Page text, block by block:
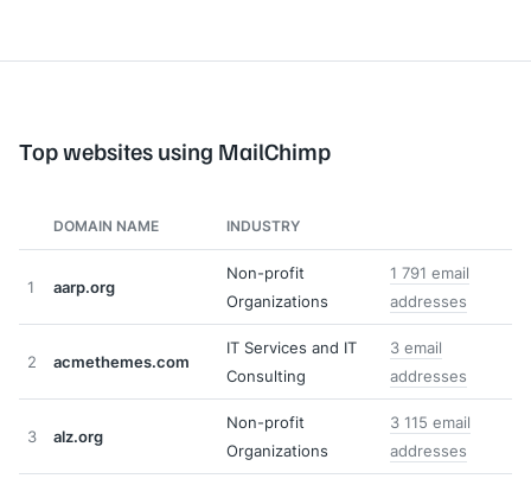
Top websites using MailChimp
DOMAIN NAME INDUSTRY
1 aarp.org
Non-profit
Organizations
1 791 email
addresses
2 acmethemes.com
IT Services and IT
Consulting
3 email
addresses
3 alz.org
Non-profit
Organizations
3 115 email
addresses